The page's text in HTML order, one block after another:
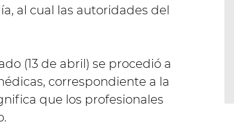
al cual las autoridades del
(13 de abril) se procedió a
correspondiente a la
que los profesionales